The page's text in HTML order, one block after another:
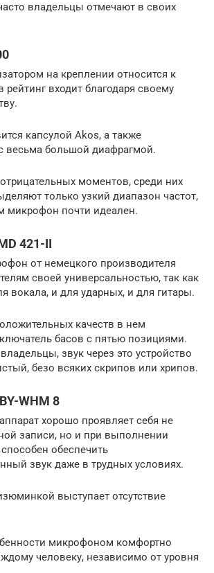
владельцы отмечают в своих
на креплении относится к
входит благодаря своему
капсулой Akos, а также
весьма большой диафрагмой.
моментов, среди них
только узкий диапазон частот,
микрофон почти идеален.
421-II
от немецкого производителя
своей универсальностью, так как
вокала, и для ударных, и для гитары.
качеств в нем
басов с пятью позициями.
звук через это устройство
безо всяких скрипов или хрипов.
WHM 8
хорошо проявляет себя не
записи, но и при выполнении
обеспечить
звук даже в трудных условиях.
выступает отсутствие
микрофоном комфортно
человеку, независимо от уровня